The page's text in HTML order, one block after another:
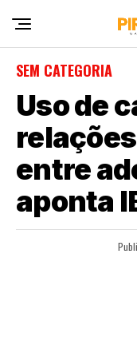
SEM CATEGORIA
Uso de
entre
aponta